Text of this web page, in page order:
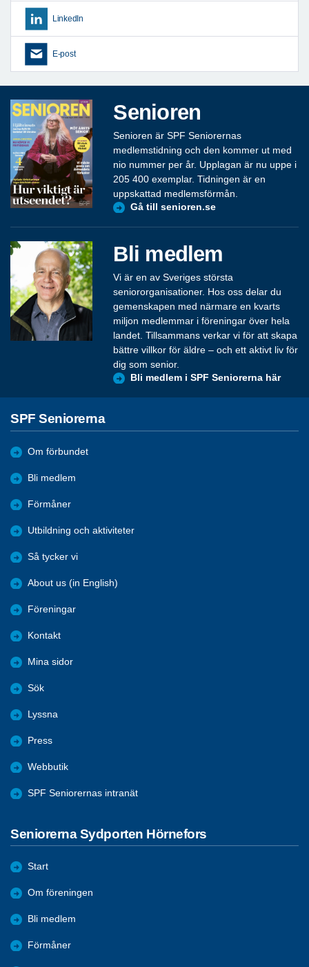
LinkedIn
E-post
Senioren
Senioren är SPF Seniorernas
medlemstidning och den kommer ut med
nio nummer per år. Upplagan är nu uppe i
205 400 exemplar. Tidningen är en
uppskattad medlemsförmån.
Gå till senioren.se
Bli medlem
Vi är en av Sveriges största
seniororganisationer. Hos oss delar du
gemenskapen med närmare en kvarts
miljon medlemmar i föreningar över hela
landet. Tillsammans verkar vi för att skapa
bättre villkor för äldre – och ett aktivt liv för
dig som senior.
Bli medlem i SPF Seniorerna här
SPF Seniorerna
Om förbundet
Bli medlem
Förmåner
Utbildning och aktiviteter
Så tycker vi
About us (in English)
Föreningar
Kontakt
Mina sidor
Sök
Lyssna
Press
Webbutik
SPF Seniorernas intranät
Seniorerna Sydporten Hörnefors
Start
Om föreningen
Bli medlem
Förmåner